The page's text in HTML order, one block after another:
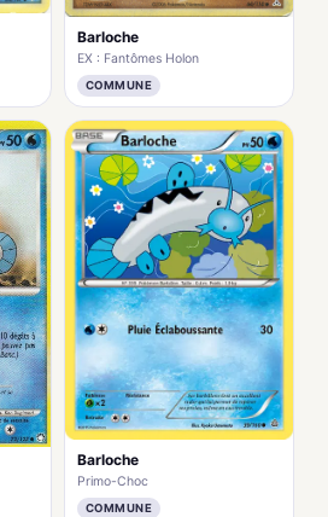
Barloche
EX : Fantômes Holon
COMMUNE
Barloche
Primo-Choc
COMMUNE